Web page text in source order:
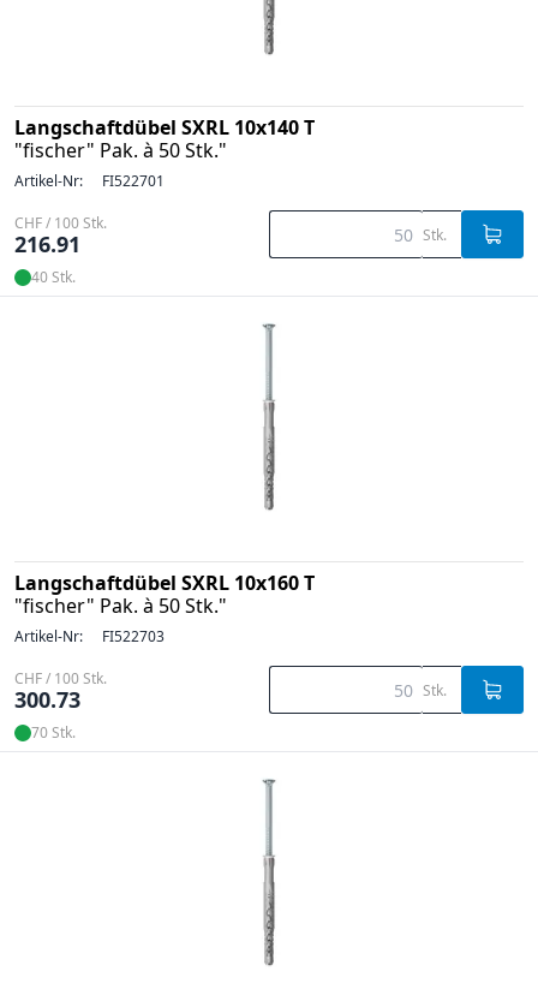
Langschaftdübel SXRL 10x140 T
"fischer" Pak. à 50 Stk."
Artikel-Nr: FI522701
CHF / 100 Stk.
216.91 Stk.
40 Stk.
Langschaftdübel SXRL 10x160 T
"fischer" Pak. à 50 Stk."
Artikel-Nr: FI522703
CHF / 100 Stk.
300.73 Stk.
70 Stk.